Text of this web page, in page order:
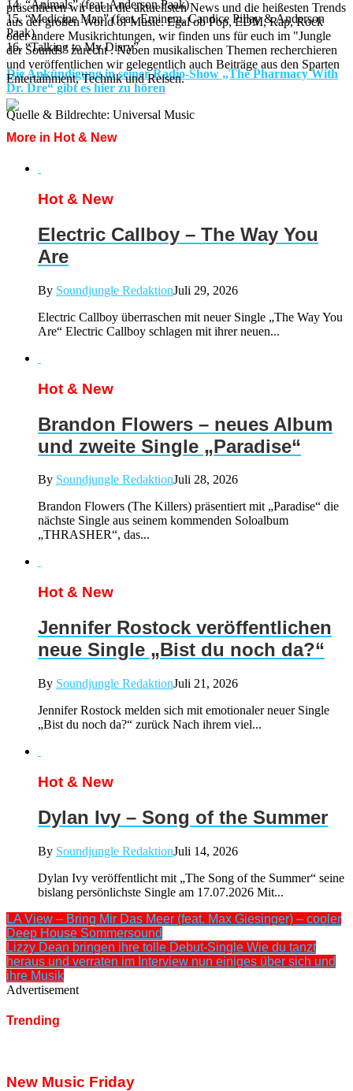
14. “Animals” (feat. Anderson Paak)
15. “Medicine Man” (feat. Eminem, Candice Pillay & Anderson
Paak)
16. “Talking to My Diary”
Die Ankündigung in seiner Radio-Show „The Pharmacy With
Dr. Dre“ gibt es hier zu hören
Quelle & Bildrechte: Universal Music
präsentieren wir euch die aktuellsten News und die heißesten Trends
aus der großen World of Music. Egal ob Pop, EDM, Rap, Rock
oder andere Musikrichtungen, wir finden uns für euch im "Jungle
der Sounds" zurecht . Neben musikalischen Themen recherchieren
und veröffentlichen wir gelegentlich auch Beiträge aus den Sparten
Entertainment, Technik und Reisen.
More in Hot & New
Hot & New
Electric Callboy – The Way You
Are
By Soundjungle RedaktionJuli 29, 2026
Electric Callboy überraschen mit neuer Single „The Way You
Are“ Electric Callboy schlagen mit ihrer neuen...
Hot & New
Brandon Flowers – neues Album
und zweite Single „Paradise“
By Soundjungle RedaktionJuli 28, 2026
Brandon Flowers (The Killers) präsentiert mit „Paradise“ die
nächste Single aus seinem kommenden Soloalbum
„THRASHER“, das...
Hot & New
Jennifer Rostock veröffentlichen
neue Single „Bist du noch da?“
By Soundjungle RedaktionJuli 21, 2026
Jennifer Rostock melden sich mit emotionaler neuer Single
„Bist du noch da?“ zurück Nach ihrem viel...
Hot & New
Dylan Ivy – Song of the Summer
By Soundjungle RedaktionJuli 14, 2026
Dylan Ivy veröffentlicht mit „The Song of the Summer“ seine
bislang persönlichste Single am 17.07.2026 Mit...
LA View – Bring Mir Das Meer (feat. Max Giesinger) – cooler
Deep House Sommersound
Lizzy Dean bringen ihre tolle Debut-Single Wie du tanzt
heraus und verraten im Interview nun einiges über sich und
ihre Musik
Advertisement
Trending
New Music Friday